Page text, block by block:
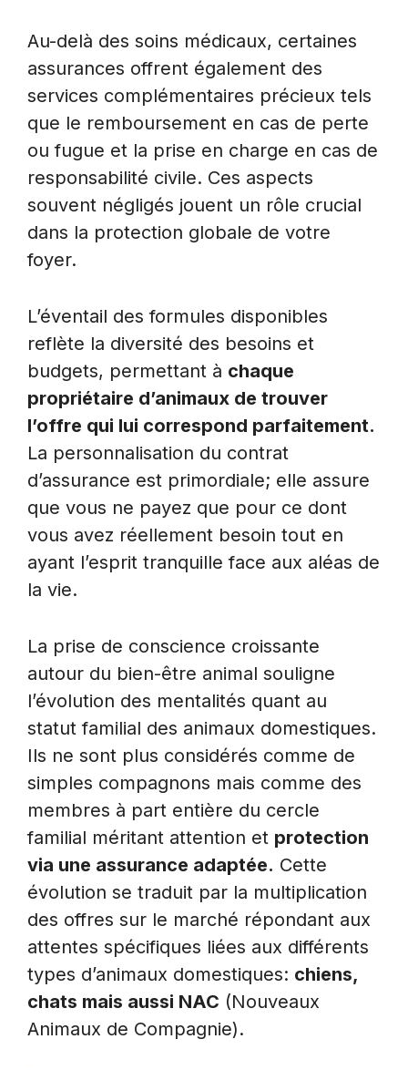
Au-delà des soins médicaux, certaines
assurances offrent également des
services complémentaires précieux tels
que le remboursement en cas de perte
ou fugue et la prise en charge en cas de
responsabilité civile. Ces aspects
souvent négligés jouent un rôle crucial
dans la protection globale de votre
foyer.
L’éventail des formules disponibles
reflète la diversité des besoins et
budgets, permettant à chaque
propriétaire d’animaux de trouver
l’offre qui lui correspond parfaitement.
La personnalisation du contrat
d’assurance est primordiale; elle assure
que vous ne payez que pour ce dont
vous avez réellement besoin tout en
ayant l’esprit tranquille face aux aléas de
la vie.
La prise de conscience croissante
autour du bien-être animal souligne
l’évolution des mentalités quant au
statut familial des animaux domestiques.
Ils ne sont plus considérés comme de
simples compagnons mais comme des
membres à part entière du cercle
familial méritant attention et protection
via une assurance adaptée. Cette
évolution se traduit par la multiplication
des offres sur le marché répondant aux
attentes spécifiques liées aux différents
types d’animaux domestiques: chiens,
chats mais aussi NAC (Nouveaux
Animaux de Compagnie).